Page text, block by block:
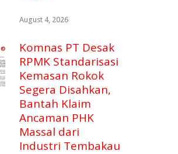
August 4, 2026
Komnas PT Desak
RPMK Standarisasi
Kemasan Rokok
Segera Disahkan,
Bantah Klaim
Ancaman PHK
Massal dari
Industri Tembakau